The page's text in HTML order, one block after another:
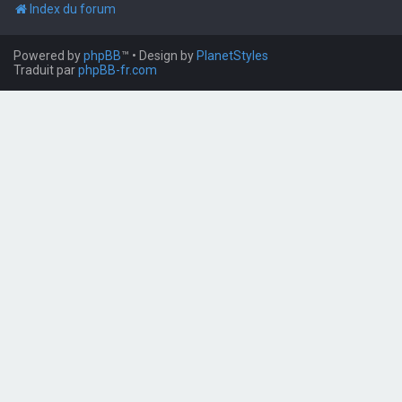
Index du forum
Powered byphpBB™ • Design by PlanetStyles
Traduit parphpBB-fr.com